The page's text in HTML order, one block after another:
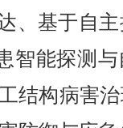
、基于自
能探测与
结构病害